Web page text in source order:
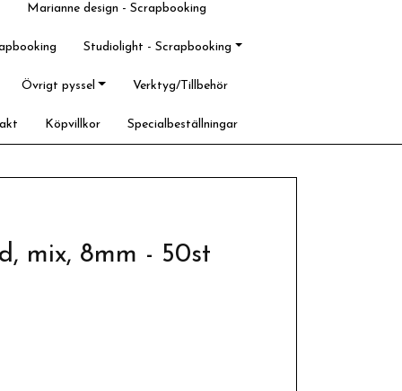
Marianne design - Scrapbooking
Studiolight - Scrapbooking
Övrigt pyssel Verktyg/Tillbehör
Köpvillkor Specialbeställningar
mix, 8mm - 50st